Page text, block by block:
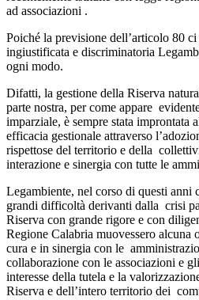
ad associazioni .
Poiché la previsione dell’articolo 80 ci
ingiustificata e discriminatoria
ogni modo.
Difatti, la gestione della Riserva
parte nostra, per come appare
imparziale, è sempre stata improntata
efficacia gestionale attraverso
rispettose del territorio e della
interazione e sinergia con tutte le
Legambiente, nel corso di questi anni
grandi difficoltà derivanti dalla crisi
Riserva con grande rigore e con
Regione Calabria muovessero alcuna
cura e in sinergia con le
collaborazione con le associazioni e
interesse della tutela e la
Riserva e dell’intero territorio dei